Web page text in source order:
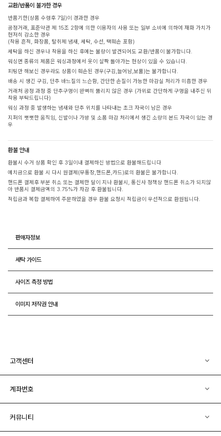
교환/반품이 불가한 경우
반품기한(상품 수령후 7일)이 경과한 경우
공정거래, 표준약관 제 15조 2항에 의한 이용자의 사용 또는 일부 소비에 의하여 재화 가치가
현저히 감소한 경우
(착용 흔적, 화장품, 탈취제 냄새, 세탁, 수선, 택훼손 포함)
세탁을 하신 경우나 착용을 하신 후에는 불량이 발견되어도 교환/반품이 불가합니다.
워싱면 종류의 제품은 워싱과정에서 옷이 살짝 돌아가는 현상이 있을 수 있습니다.
피팅만 해보신 경우라도 상품이 훼손된 경우(구김,늘어남,보풀)는 불가합니다.
배송 시 생긴 구김, 단추 바느질의 느슨함, 간단한 손질이 가능한 마감실 처리가 미흡한 경우
거래처 공정 과정 중 단추구멍이 완벽히 뚫리지 않은 경우 (가위로 간단하게 구멍을 내주신 뒤
착용 부탁드립니다)
워싱 과정 중 발생하는 냄새와 단추 위치를 나타내는 초크 자국이 남은 경우
지퍼의 뻣뻣한 움직임, 신발이나 가방 및 소품 마감 처리에서 생긴 소량의 본드 자국이 있는 경
우
환불 안내
환불시 수거 상품 확인 후 3일이내 결제하신 방법으로 환불해드립니다
예치금으로 환불 시 다시 원결제(무통장,핸드폰,카드)로의 환불은 불가합니다.
핸드폰 결제후 부분 취소 또는 결제한 달이 지나 환불시, 통신사 정책상 핸드폰 취소가 되지않
아 반품시 결제금액의 3.75%가 차감 후 환불됩니다.
적립금과 복합 결제하여 주문하였을 경우 환불 요청시 적립금이 우선적으로 환원됩니다.
판매자정보
세탁 가이드
사이즈 측정 방법
이미지 저작권 안내
고객센터
계좌번호
커뮤니티